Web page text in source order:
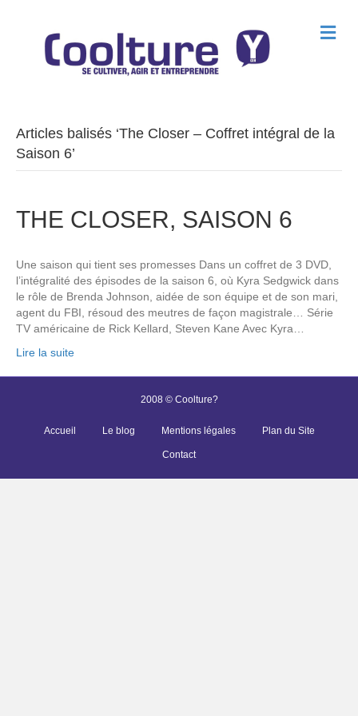
M
e
Articles balisés ‘The Closer – Coffret intégral de la
Saison 6’
THE CLOSER, SAISON 6
Une saison qui tient ses promesses Dans un coffret de 3 DVD,
l’intégralité des épisodes de la saison 6, où Kyra Sedgwick dans
le rôle de Brenda Johnson, aidée de son équipe et de son mari,
agent du FBI, résoud des meutres de façon magistrale… Série
TV américaine de Rick Kellard, Steven Kane Avec Kyra…
Lire la suite
2008 © Coolture?
Accueil Le blog Mentions légales Plan du Site
Contact